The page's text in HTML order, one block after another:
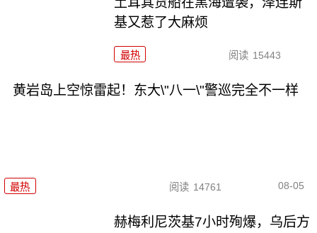
基又惹了大麻烦
最热 阅读 15443
黄岩岛上空惊雷起！东大\"八一\"警巡完全不一样
最热 阅读 14761 08-05
赫梅利尼茨基7小时殉爆，乌后方